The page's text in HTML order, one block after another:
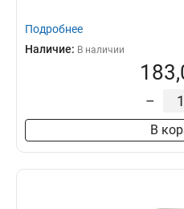
Подробнее
Наличие: В наличии
–
В